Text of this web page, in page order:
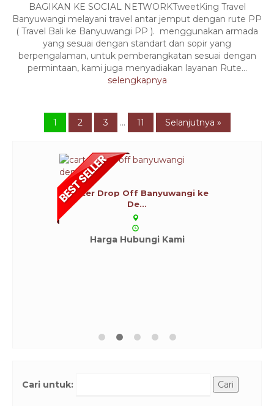
BAGIKAN KE SOCIAL NETWORKTweetKing Travel
Banyuwangi melayani travel antar jemput dengan rute PP
( Travel Bali ke Banyuwangi PP ). menggunakan armada
yang sesuai dengan standart dan sopir yang
berpengalaman, untuk pemberangkatan sesuai dengan
permintaan, kami juga menyadiakan layanan Rute...
selengkapnya
1 2 3 ... 11 Selanjutnya »
Carter Drop Off Banyuwangi ke
De...
Harga Hubungi Kami
Cari untuk: